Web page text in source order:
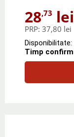
28,73 lei
PRP: 37,80 lei
Timp